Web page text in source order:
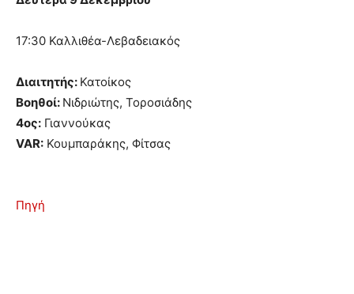
17:30 Καλλιθέα-Λεβαδειακός
Διαιτητής: Κατοίκος
Βοηθοί: Νιδριώτης, Τοροσιάδης
4ος: Γιαννούκας
VAR: Κουμπαράκης, Φίτσας
Πηγή